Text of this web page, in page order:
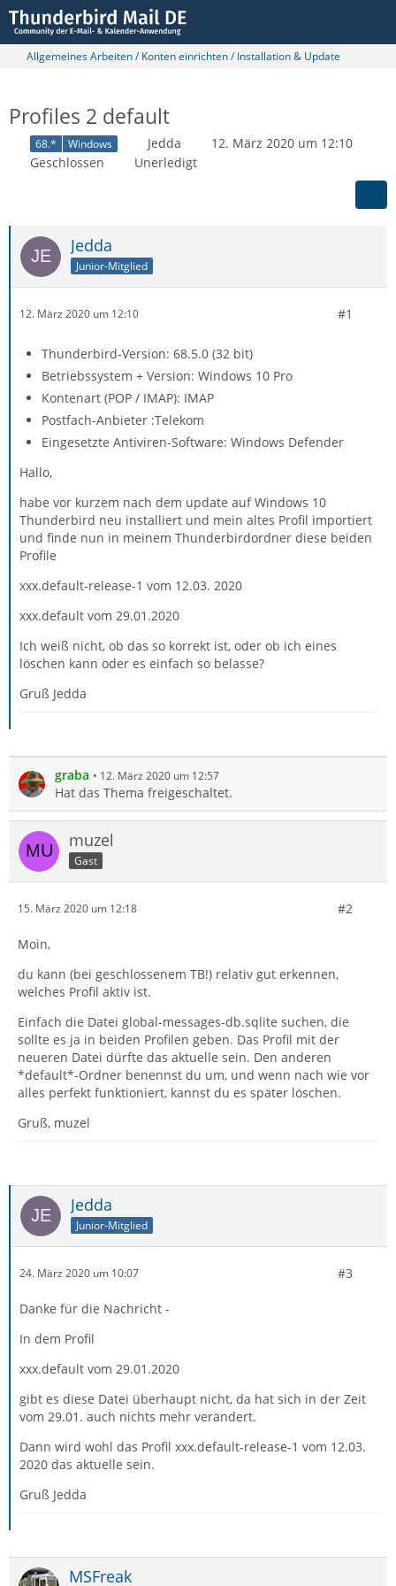
Allgemeines Arbeiten / Konten einrichten / Installation & Update
Profiles 2 default
68.* Windows Jedda
12. März 2020 um 12:10
Geschlossen
Unerledigt
Jedda
Junior-Mitglied
12. März 2020 um 12:10 #1
Thunderbird-Version: 68.5.0 (32 bit)
Betriebssystem + Version: Windows 10 Pro
Kontenart (POP / IMAP): IMAP
Postfach-Anbieter :Telekom
Eingesetzte Antiviren-Software: Windows Defender
Hallo,
habe vor kurzem nach dem update auf Windows 10
Thunderbird neu installiert und mein altes Profil importiert
und finde nun in meinem Thunderbirdordner diese beiden
Profile
xxx.default-release-1 vom 12.03. 2020
xxx.default vom 29.01.2020
Ich weiß nicht, ob das so korrekt ist, oder ob ich eines
löschen kann oder es einfach so belasse?
Gruß Jedda
graba 12. März 2020 um 12:57
Hat das Thema freigeschaltet.
muzel
Gast
15. März 2020 um 12:18 #2
Moin,
du kann (bei geschlossenem TB!) relativ gut erkennen,
welches Profil aktiv ist.
Einfach die Datei global-messages-db.sqlite suchen, die
sollte es ja in beiden Profilen geben. Das Profil mit der
neueren Datei dürfte das aktuelle sein. Den anderen
*default*-Ordner benennst du um, und wenn nach wie vor
alles perfekt funktioniert, kannst du es später löschen.
Gruß, muzel
Jedda
Junior-Mitglied
24. März 2020 um 10:07 #3
Danke für die Nachricht -
In dem Profil
xxx.default vom 29.01.2020
gibt es diese Datei überhaupt nicht, da hat sich in der Zeit
vom 29.01. auch nichts mehr verändert.
Dann wird wohl das Profil xxx.default-release-1 vom 12.03.
2020 das aktuelle sein.
Gruß Jedda
MSFreak